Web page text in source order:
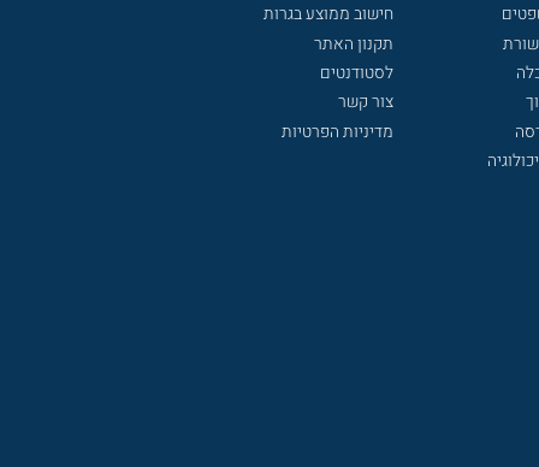
חישוב ממוצע בגרות
תקנון האתר
לסטודנטים
צור קשר
מדיניות הפרטיות